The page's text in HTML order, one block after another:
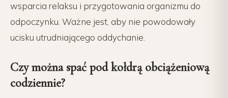
wsparcia relaksu i przygotowania organizmu do
odpoczynku. Ważne jest, aby nie powodowały
ucisku utrudniającego oddychanie.
Czy można spać pod kołdrą obciążeniową
codziennie?